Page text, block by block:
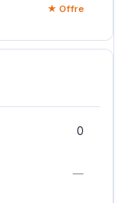
★ Offre
0
—